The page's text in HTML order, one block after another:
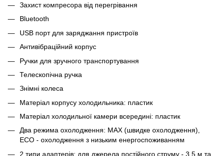
Захист компресора від перегрівання
Bluetooth
USB порт для заряджання пристроїв
Антивібраційний корпус
Ручки для зручного транспортування
Телескопічна ручка
Знімні колеса
Матеріал корпусу холодильника: пластик
Матеріал холодильної камери всередині: пластик
Два режима охолодження: MAX (швидке охолодження),
ECO - охолодження з низьким енергоспоживанням
2 типи адаптерів: для джерела постійного струму - 3,5 м та